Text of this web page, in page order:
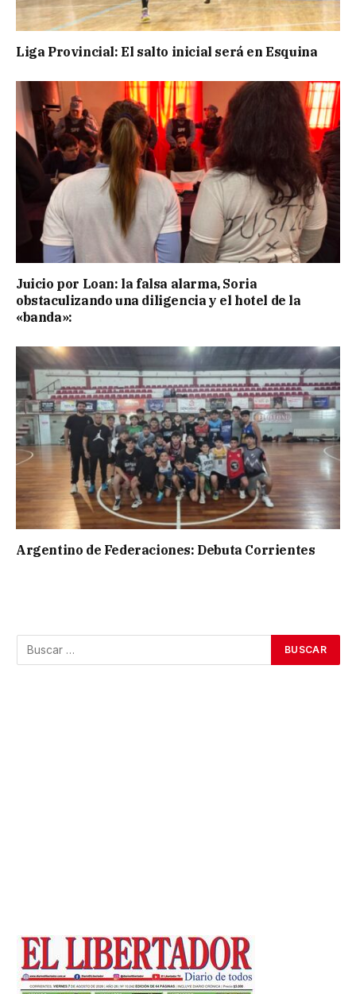
Liga Provincial: El salto inicial será en Esquina
Juicio por Loan: la falsa alarma, Soria
obstaculizando una diligencia y el hotel de la
«banda»:
Argentino de Federaciones: Debuta Corrientes